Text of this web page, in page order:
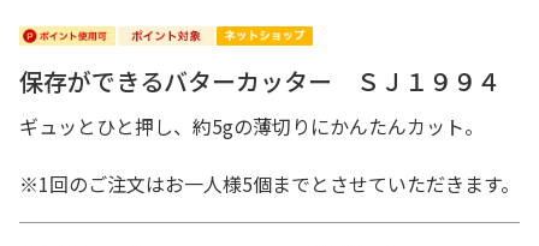
保存ができるバターカッター ＳＪ１９９４
ギュッとひと押し、約5gの薄切りにかんたんカット。
※1回のご注文はお一人様5個までとさせていただきます。